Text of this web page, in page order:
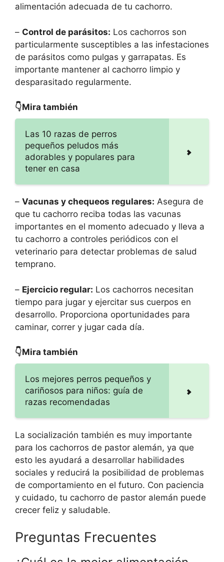
alimentación adecuada de tu cachorro.
– Control de parásitos: Los cachorros son
particularmente susceptibles a las infestaciones
de parásitos como pulgas y garrapatas. Es
importante mantener al cachorro limpio y
desparasitado regularmente.
👇Mira también
Las 10 razas de perros
pequeños peludos más
adorables y populares para
tener en casa
– Vacunas y chequeos regulares: Asegura de
que tu cachorro reciba todas las vacunas
importantes en el momento adecuado y lleva a
tu cachorro a controles periódicos con el
veterinario para detectar problemas de salud
temprano.
– Ejercicio regular: Los cachorros necesitan
tiempo para jugar y ejercitar sus cuerpos en
desarrollo. Proporciona oportunidades para
caminar, correr y jugar cada día.
👇Mira también
Los mejores perros pequeños y
cariñosos para niños: guía de
razas recomendadas
La socialización también es muy importante
para los cachorros de pastor alemán, ya que
esto les ayudará a desarrollar habilidades
sociales y reducirá la posibilidad de problemas
de comportamiento en el futuro. Con paciencia
y cuidado, tu cachorro de pastor alemán puede
crecer feliz y saludable.
Preguntas Frecuentes